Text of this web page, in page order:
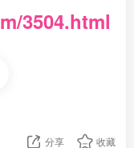
3504.html
分享 收藏